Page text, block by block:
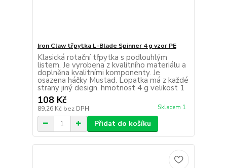
Iron Claw třpytka L-Blade Spinner 4 g vzor PE
Klasická rotační třpytka s podlouhlým
listem. Je vyrobena z kvalitního materiálu a
doplněna kvalitními komponenty. Je
osazena háčky Mustad. Lopatka má z každé
strany jiný design. hmotnost 4 g velikost 1
108 Kč
89,26 Kč bez DPH Skladem 1
Přidat do košíku